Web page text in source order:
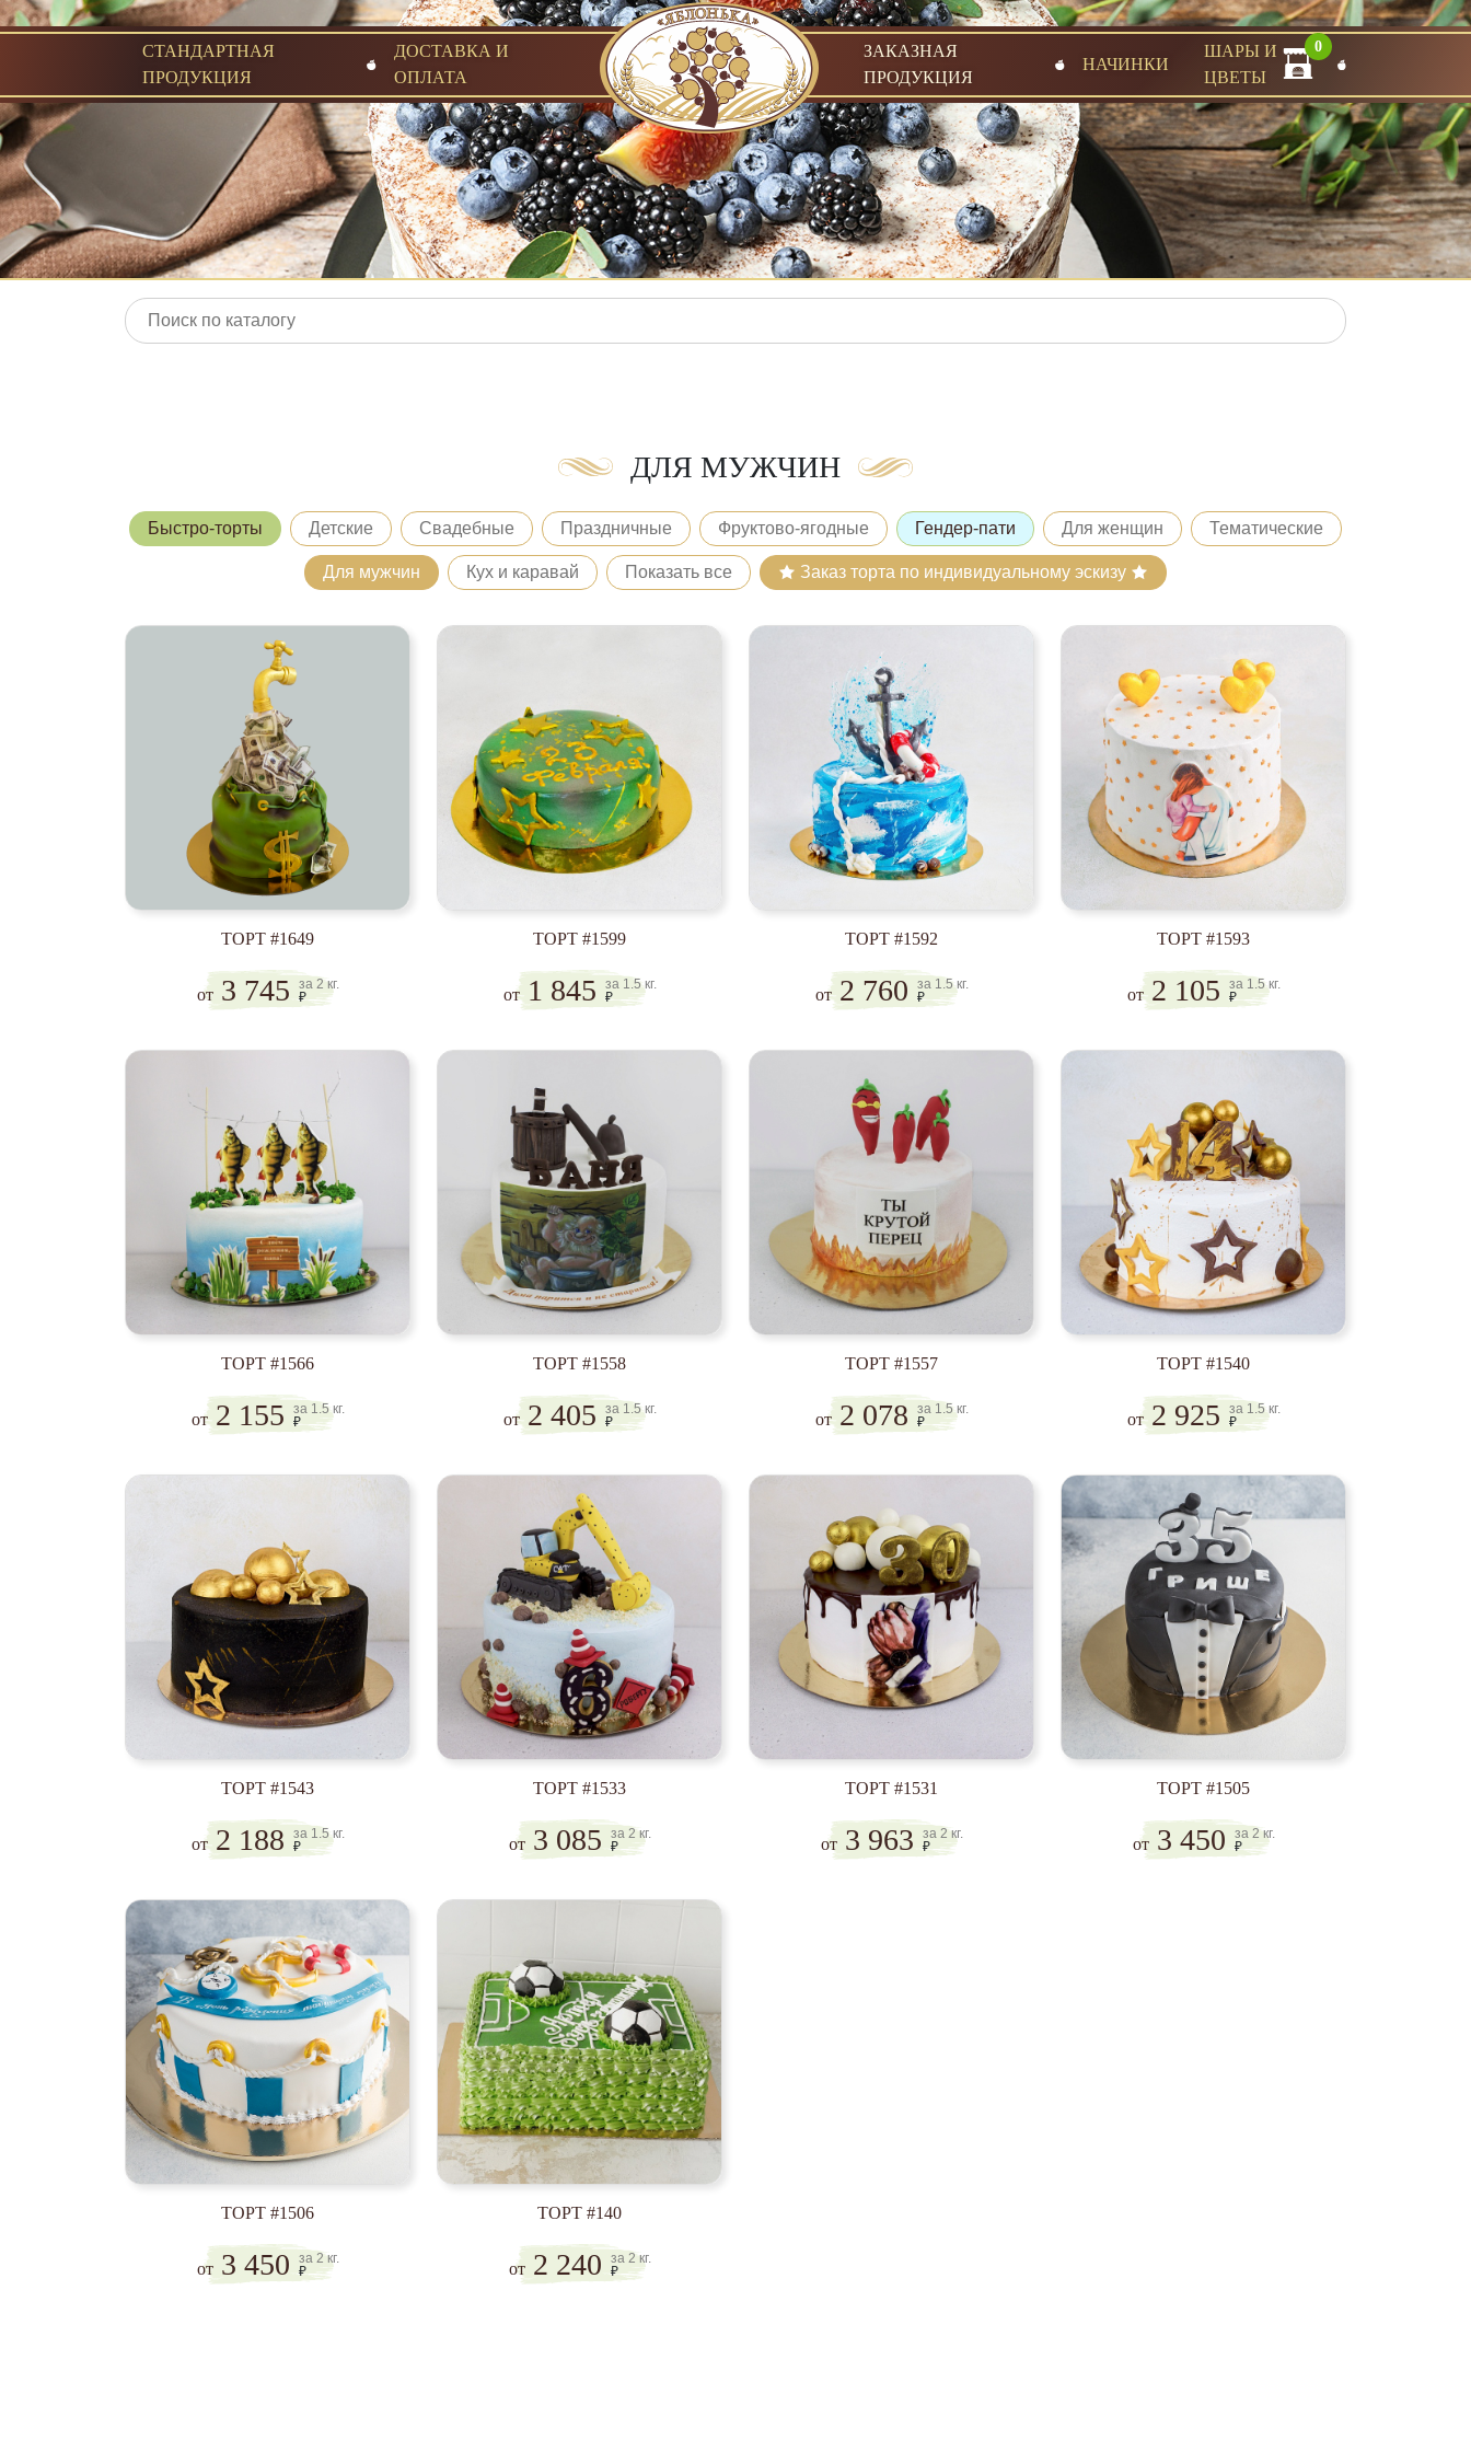
СТАНДАРТНАЯ
ПРОДУКЦИЯ
ДОСТАВКА И
ОПЛАТА
ЗАКАЗНАЯ
ПРОДУКЦИЯ
НАЧИНКИ
ШАРЫ И
ЦВЕТЫ
0
ДЛЯ МУЖЧИН
Быстро-торты Детские Свадебные Праздничные Фруктово-ягодные Гендер-пати Для женщин Тематические
Для мужчин Кух и каравай Показать все Заказ торта по индивидуальному эскизу
ТОРТ #1649
от3 745
за 2 кг.
₽
ТОРТ #1599
от1 845
за 1.5 кг.
₽
ТОРТ #1592
от2 760
за 1.5 кг.
₽
ТОРТ #1593
от2 105
за 1.5 кг.
₽
ТОРТ #1566
от2 155
за 1.5 кг.
₽
ТОРТ #1558
от2 405
за 1.5 кг.
₽
ТОРТ #1557
от2 078
за 1.5 кг.
₽
ТОРТ #1540
от2 925
за 1.5 кг.
₽
ТОРТ #1543
от2 188
за 1.5 кг.
₽
ТОРТ #1533
от3 085
за 2 кг.
₽
ТОРТ #1531
от3 963
за 2 кг.
₽
ТОРТ #1505
от3 450
за 2 кг.
₽
ТОРТ #1506
от3 450
за 2 кг.
₽
ТОРТ #140
от2 240
за 2 кг.
₽